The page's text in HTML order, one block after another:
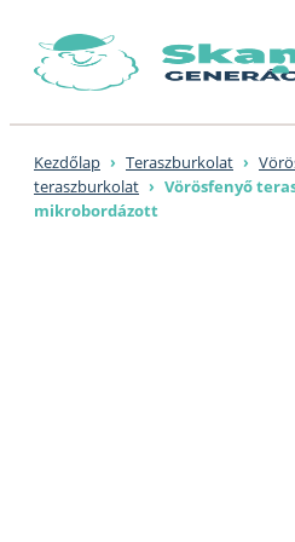
content
Kezdőlap › Teraszburkolat ›
teraszburkolat › Vörösfenyő
mikrobordázott